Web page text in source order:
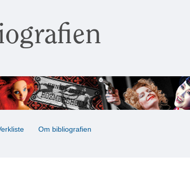
Om bibliografien